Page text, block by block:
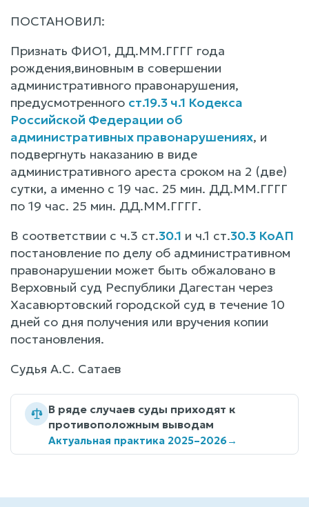
ПОСТАНОВИЛ:
Признать ФИО1, ДД.ММ.ГГГГ года
рождения,виновным в совершении
административного правонарушения,
предусмотренного ст.19.3 ч.1 Кодекса
Российской Федерации об
административных правонарушениях, и
подвергнуть наказанию в виде
административного ареста сроком на 2 (две)
сутки, а именно с 19 час. 25 мин. ДД.ММ.ГГГГ
по 19 час. 25 мин. ДД.ММ.ГГГГ.
В соответствии с ч.3 ст.30.1 и ч.1 ст.30.3 КоАП
постановление по делу об административном
правонарушении может быть обжаловано в
Верховный суд Республики Дагестан через
Хасавюртовский городской суд в течение 10
дней со дня получения или вручения копии
постановления.
Судья А.С. Сатаев
В ряде случаев суды приходят к
противоположным выводам
Актуальная практика 2025–2026→